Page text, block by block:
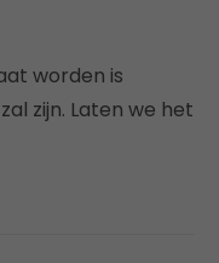
worden is
zijn. Laten we het